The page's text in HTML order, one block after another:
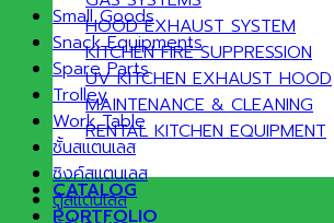
HOOD EXHAUST SYSTEM
KITCHEN FIRE SUPPRESSION
UV KITCHEN EXHAUST HOOD
MAINTENANCE & CLEANING
RENTAL KITCHEN EQUIPMENT
CATALOG
PORTFOLIO
Small Goods
Snack Equipments
Spare Parts
Trolley
Work Table
ชั้นสแตนเลส
ซิงค์สแตนเลส
ตู้สแตนเลส